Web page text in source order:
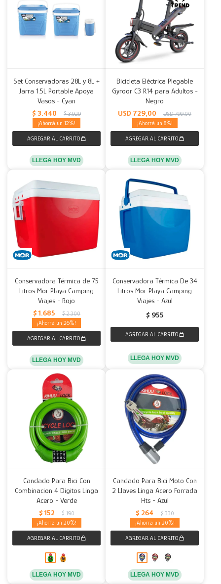
Set Conservadoras 28L y 8L +
Jarra 1.5L Portable Apoya
Vasos - Cyan
$ 3.440 $ 3.929
12
LLEGA HOY MVD
Bicicleta Eléctrica Plegable
Gyroor C3 R14 para Adultos -
Negro
USD 729,00 USD 799,00
8
LLEGA HOY MVD
Conservadora Térmica de 75
Litros Mor Playa Camping
Viajes - Rojo
$ 1.685 $ 2.300
26
LLEGA HOY MVD
Conservadora Térmica De 34
Litros Mor Playa Camping
Viajes - Azul
$ 955
LLEGA HOY MVD
Candado Para Bici Con
Combinacion 4 Digitos Linga
Acero - Verde
$ 152 $ 190
20
LLEGA HOY MVD
Candado Para Bici Moto Con
2 Llaves Linga Acero Forrada
Hts - Azul
$ 264 $ 330
20
LLEGA HOY MVD